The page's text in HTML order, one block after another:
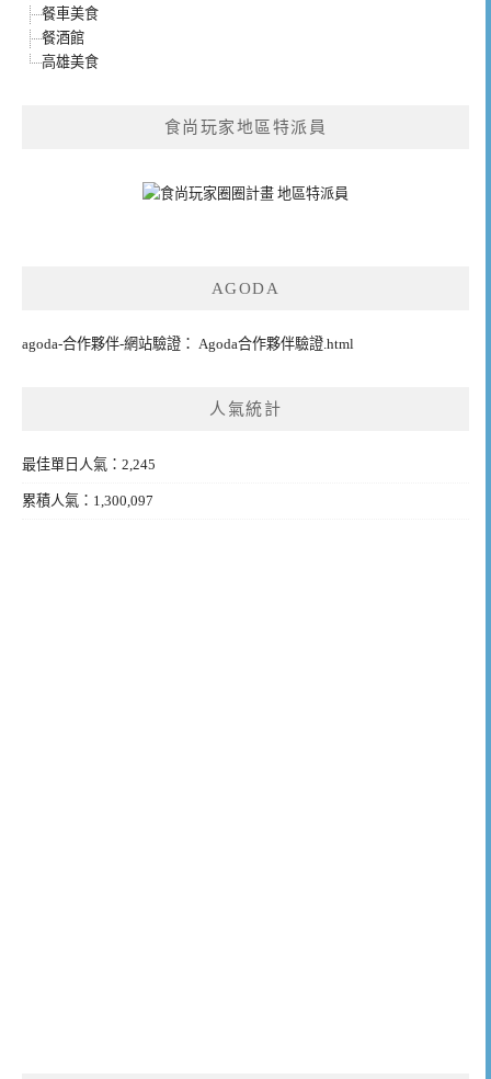
餐車美食
餐酒館
高雄美食
食尚玩家地區特派員
AGODA
agoda-合作夥伴-網站驗證： Agoda合作夥伴驗證.html
人氣統計
最佳單日人氣：2,245
累積人氣：1,300,097